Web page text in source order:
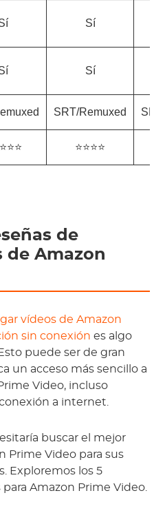
Sí
Sí
SRT/Remuxed
⭐⭐⭐⭐
de
de Amazon
vídeos de Amazon
sin conexión es algo
puede ser de gran
un acceso más sencillo a
Video, incluso
a internet.
buscar el mejor
Prime Video para sus
Exploremos los 5
Amazon Prime Video.